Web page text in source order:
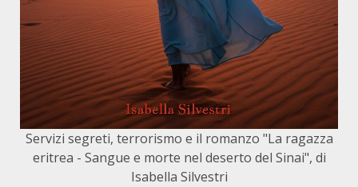
Servizi segreti, terrorismo e il romanzo "La ragazza
eritrea - Sangue e morte nel deserto del Sinai", di
Isabella Silvestri